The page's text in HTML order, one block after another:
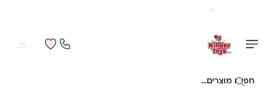
חיפוש באתר